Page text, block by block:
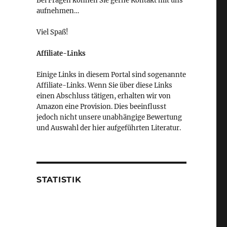
aufnehmen…
Viel Spaß!
Affiliate-Links
Einige Links in diesem Portal sind sogenannte
Affiliate-Links. Wenn Sie über diese Links
einen Abschluss tätigen, erhalten wir von
Amazon eine Provision. Dies beeinflusst
jedoch nicht unsere unabhängige Bewertung
und Auswahl der hier aufgeführten Literatur.
STATISTIK